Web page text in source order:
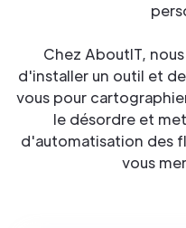
Chez AboutIT,
d'installer un outil et
vous pour
le désordre et
d'automatisation des
vous